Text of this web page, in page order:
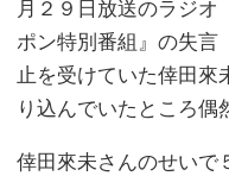
月２９日放送のラジオ
ポン特別番組』の失言
止を受けていた倖田來
り込んでいたところ偶
倖田來未さんのせいで